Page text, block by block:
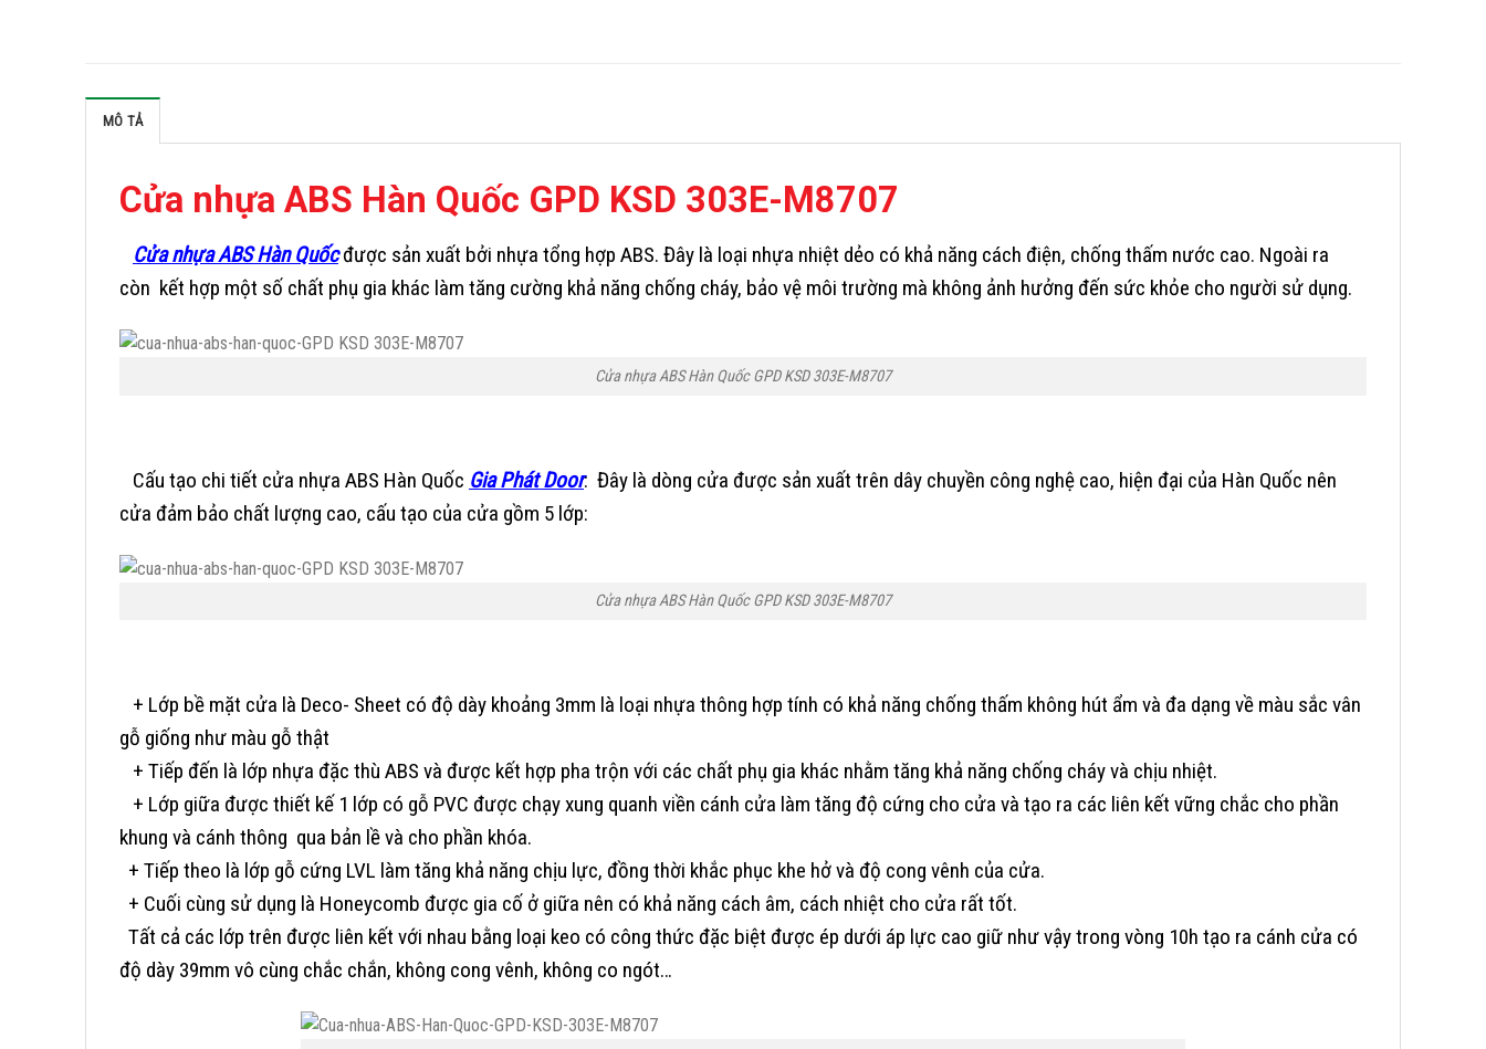
MÔ TẢ
Cửa nhựa ABS Hàn Quốc GPD KSD 303E-M8707
Cửa nhựa ABS Hàn Quốcđược sản xuất bởi nhựa tổng hợp ABS. Đây là loại nhựa nhiệt dẻo có khả năng cách điện, chống thấm nước cao. Ngoài ra
còn kết hợp một số chất phụ gia khác làm tăng cường khả năng chống cháy, bảo vệ môi trường mà không ảnh hưởng đến sức khỏe cho người sử dụng.
Cửa nhựa ABS Hàn Quốc GPD KSD 303E-M8707
Cấu tạo chi tiết cửa nhựa ABS Hàn Quốc Gia Phát Door: Đây là dòng cửa được sản xuất trên dây chuyền công nghệ cao, hiện đại của Hàn Quốc nên
cửa đảm bảo chất lượng cao, cấu tạo của cửa gồm 5 lớp:
Cửa nhựa ABS Hàn Quốc GPD KSD 303E-M8707
+ Lớp bề mặt cửa là Deco- Sheet có độ dày khoảng 3mm là loại nhựa thông hợp tính có khả năng chống thấm không hút ẩm và đa dạng về màu sắc vân
gỗ giống như màu gỗ thật
+ Tiếp đến là lớp nhựa đặc thù ABS và được kết hợp pha trộn với các chất phụ gia khác nhằm tăng khả năng chống cháy và chịu nhiệt.
+ Lớp giữa được thiết kế 1 lớp có gỗ PVC được chạy xung quanh viền cánh cửa làm tăng độ cứng cho cửa và tạo ra các liên kết vững chắc cho phần
khung và cánh thông qua bản lề và cho phần khóa.
+ Tiếp theo là lớp gỗ cứng LVL làm tăng khả năng chịu lực, đồng thời khắc phục khe hở và độ cong vênh của cửa.
+ Cuối cùng sử dụng là Honeycomb được gia cố ở giữa nên có khả năng cách âm, cách nhiệt cho cửa rất tốt.
Tất cả các lớp trên được liên kết với nhau bằng loại keo có công thức đặc biệt được ép dưới áp lực cao giữ như vậy trong vòng 10h tạo ra cánh cửa có
độ dày 39mm vô cùng chắc chắn, không cong vênh, không co ngót…